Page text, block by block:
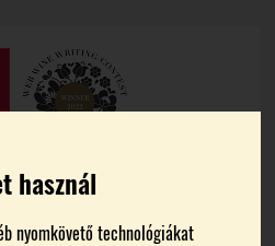
használ
nyomkövető technológiákat